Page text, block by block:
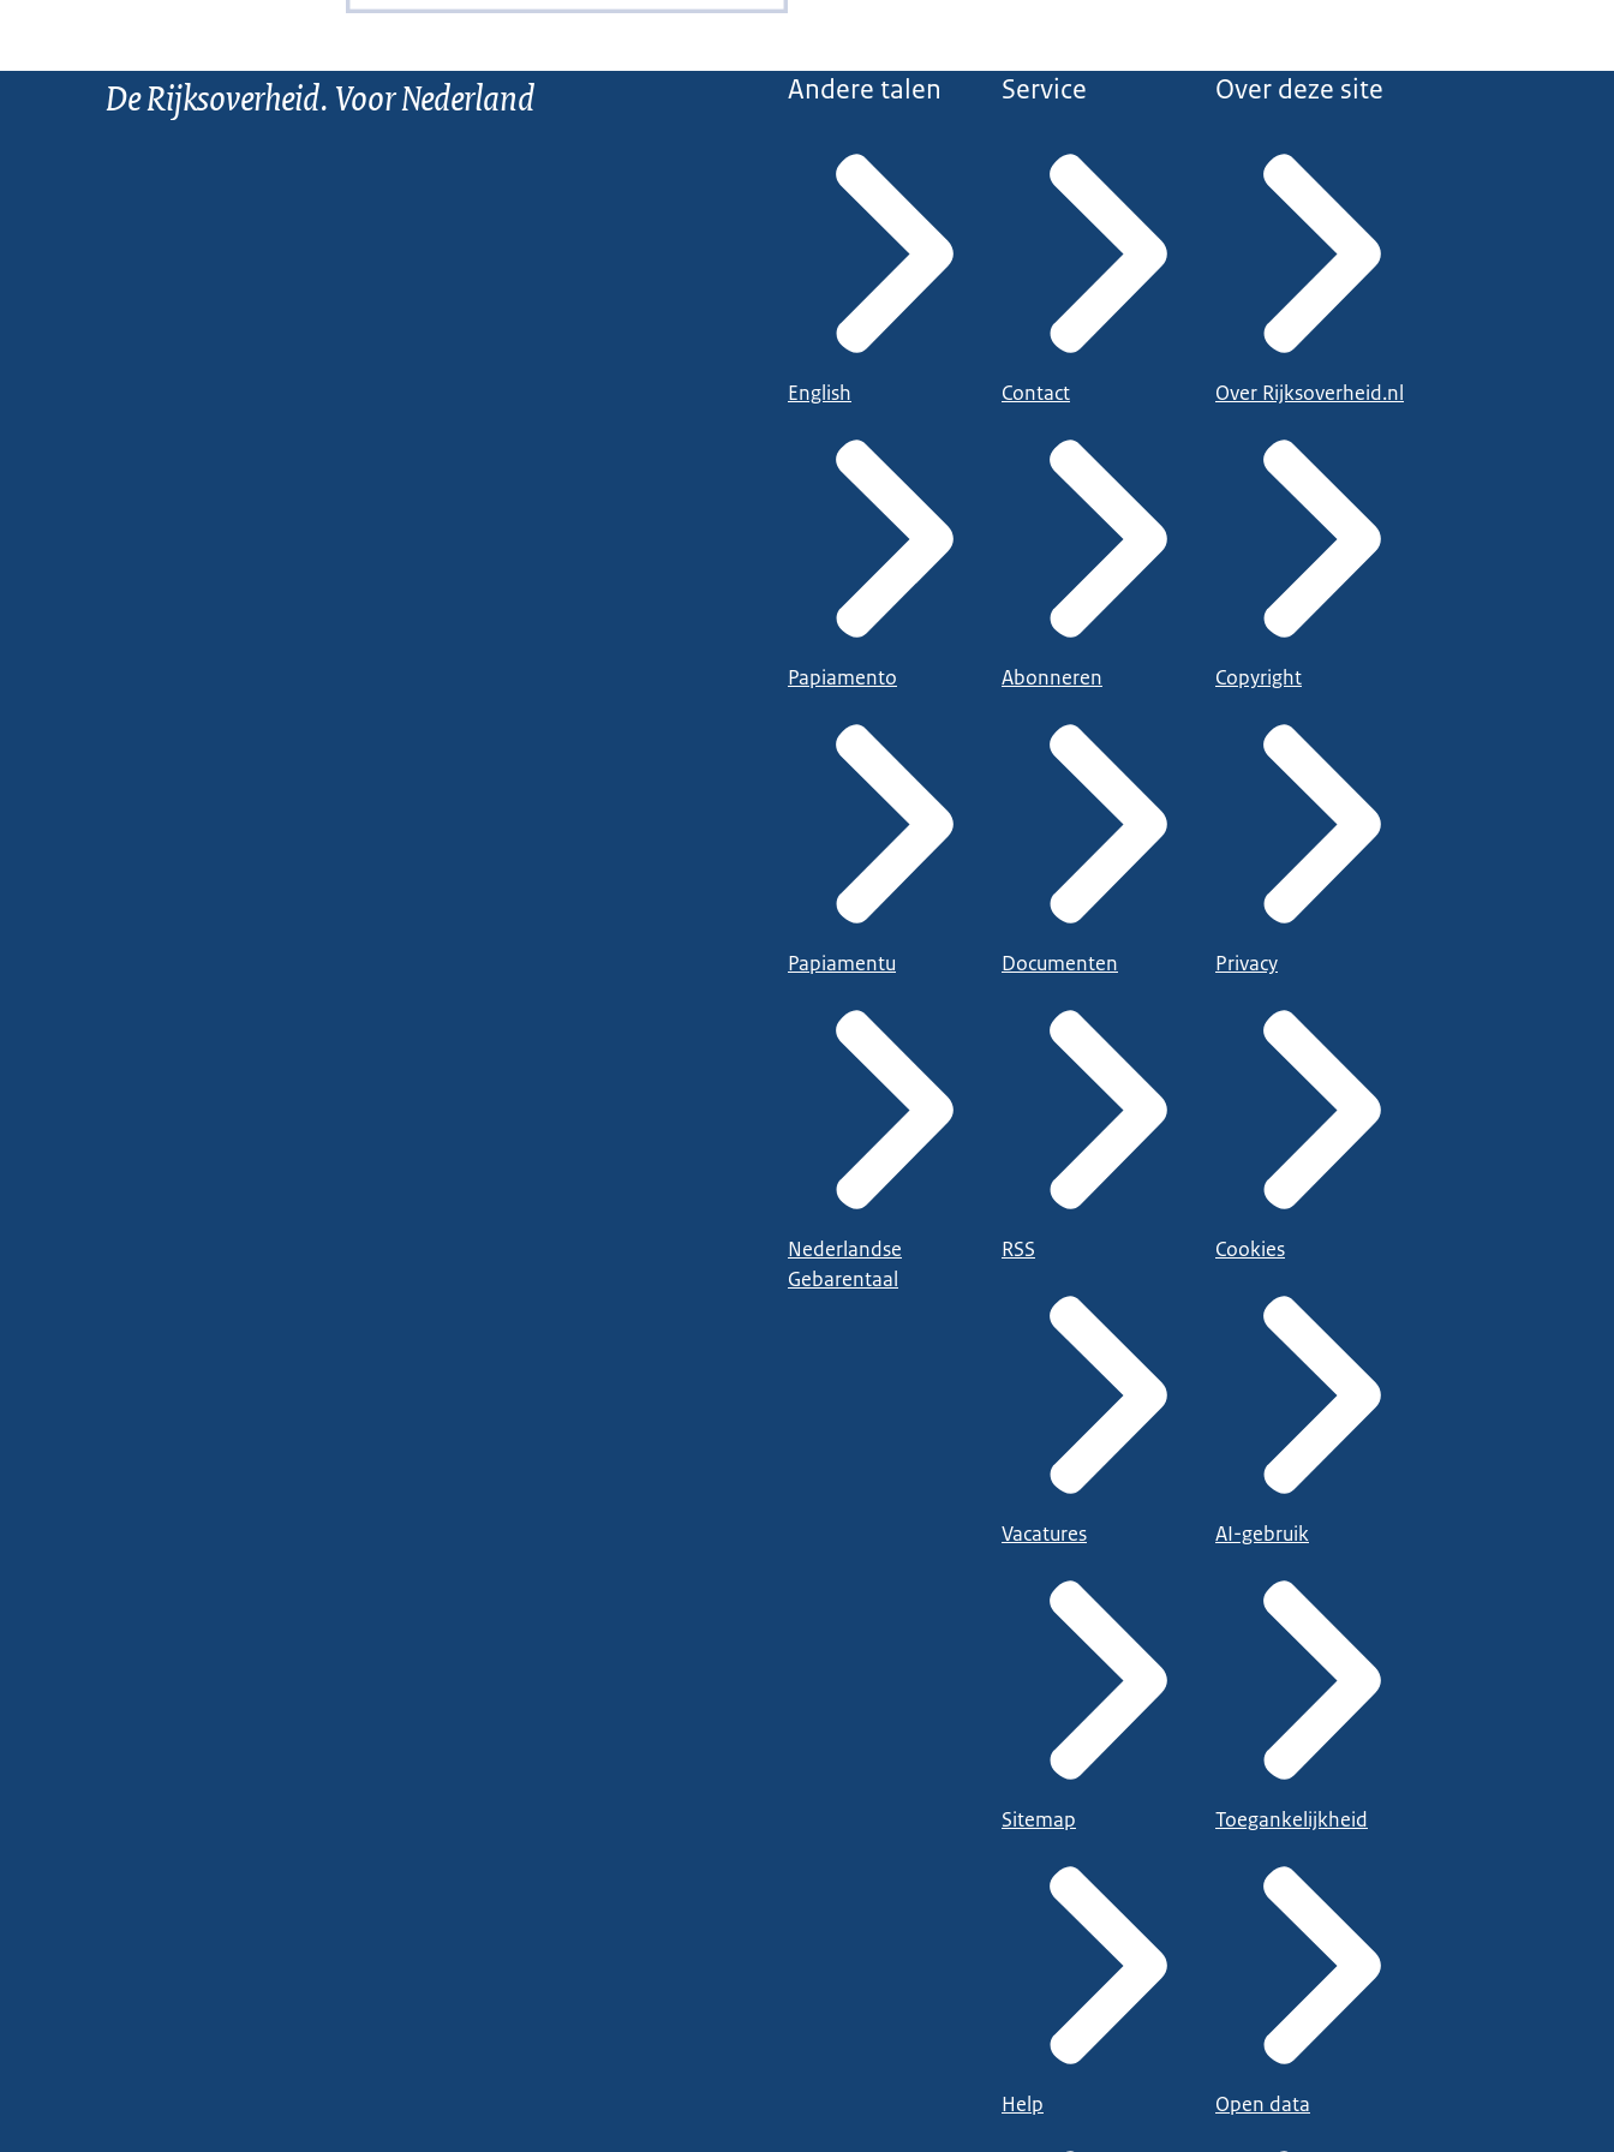
De Rijksoverheid. Voor Nederland Andere talen
English
Papiamento
Papiamentu
Nederlandse
Gebarentaal
Service
Contact
Abonneren
Documenten
RSS
Vacatures
Sitemap
Help
Over deze site
Over Rijksoverheid.nl
Copyright
Privacy
Cookies
AI-gebruik
Toegankelijkheid
Open data